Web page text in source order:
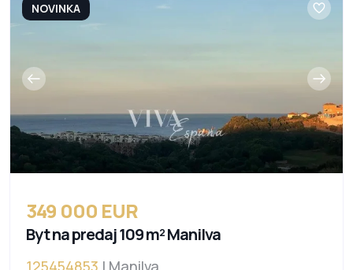
NOVINKA
349 000 EUR
Byt na predaj 109 m² Manilva
125454853 | Manilva